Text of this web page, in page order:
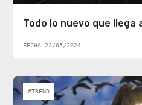
Todo lo nuevo que llega
FECHA 22/05/2024
#TREND